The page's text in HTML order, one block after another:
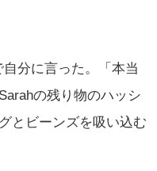
自分に言った。「本当
の残り物のハッシ
とビーンズを吸い込む